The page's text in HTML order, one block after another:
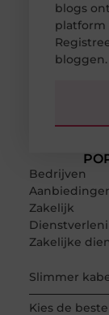
Bedrijven
Zakelijk
Zakelijke
Slimmer
Kies de
blogs
platform
bloggen.